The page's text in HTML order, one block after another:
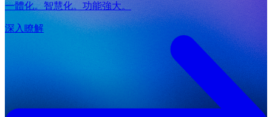
一體化。智慧化。功能強大。
深入瞭解